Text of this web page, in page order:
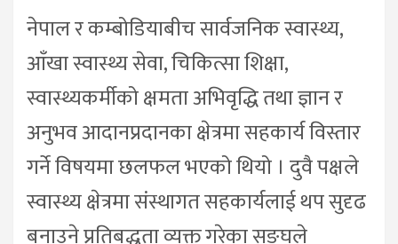
नेपाल र कम्बोडियाबीच सार्वजनिक स्वास्थ्य,
आँखा स्वास्थ्य सेवा, चिकित्सा शिक्षा,
स्वास्थ्यकर्मीको क्षमता अभिवृद्धि तथा ज्ञान र
अनुभव आदानप्रदानका क्षेत्रमा सहकार्य विस्तार
गर्ने विषयमा छलफल भएको थियो । दुवै पक्षले
स्वास्थ्य क्षेत्रमा संस्थागत सहकार्यलाई थप सुदृढ
बनाउने प्रतिबद्धता व्यक्त गरेका सङ्घले